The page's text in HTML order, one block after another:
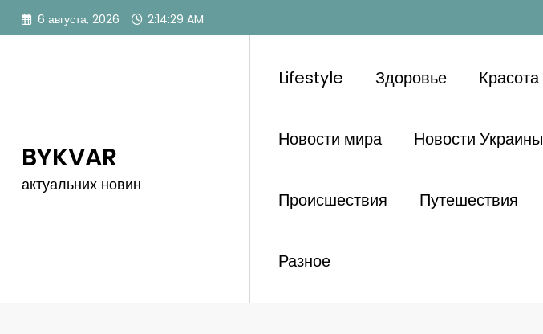
Перейти
6 августа, 2026 2:14:30 AM
BYKVAR
актуальних новин
Lifestyle Здоровье Красота
Новости мира Новости Украины
Происшествия Путешествия
Разное